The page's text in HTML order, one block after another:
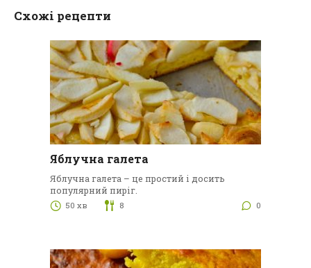
Схожі рецепти
Яблучна галета
Яблучна галета – це простий і досить
популярний пиріг.
50 хв 8 0